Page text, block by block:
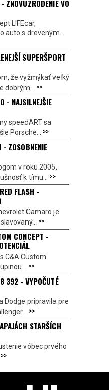
ZNOVUZRODENIE VO
LIFEcar,
auto s dreveným...
SUPERŠPORT
že vyžmýkať veľký
dobrým... >>
- NAJSILNEJŠIE
speedART sa
Porsche... >>
- ZOSOBNENIE
v roku 2005,
k tímu... >>
FLASH -
Camaro je
>>
CONCEPT -
C&A Custom
>>
392 - VYPOČUTÉ
Dodge pripravila pre
>>
STARŠÍCH
vôbec prvého
>>